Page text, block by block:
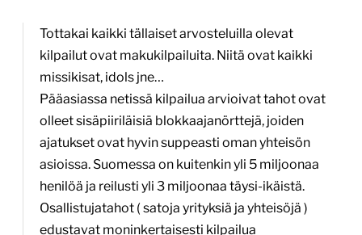
Tottakai kaikki tällaiset arvosteluilla olevat
kilpailut ovat makukilpailuita. Niitä ovat kaikki
missikisat, idols jne…
Pääasiassa netissä kilpailua arvioivat tahot ovat
olleet sisäpiiriläisiä blokkaajanörttejä, joiden
ajatukset ovat hyvin suppeasti oman yhteisön
asioissa. Suomessa on kuitenkin yli 5 miljoonaa
henilöä ja reilusti yli 3 miljoonaa täysi-ikäistä.
Osallistujatahot ( satoja yrityksiä ja yhteisöjä )
edustavat moninkertaisesti kilpailua